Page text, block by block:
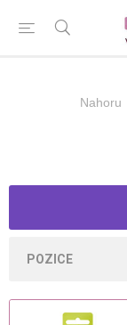
Nahoru